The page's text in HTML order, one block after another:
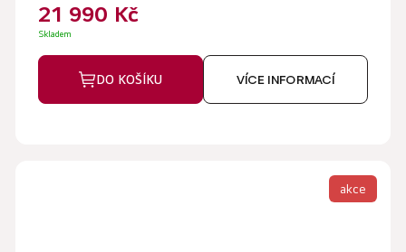
21 990 Kč
Skladem
DO KOŠÍKU VÍCE INFORMACÍ
akce